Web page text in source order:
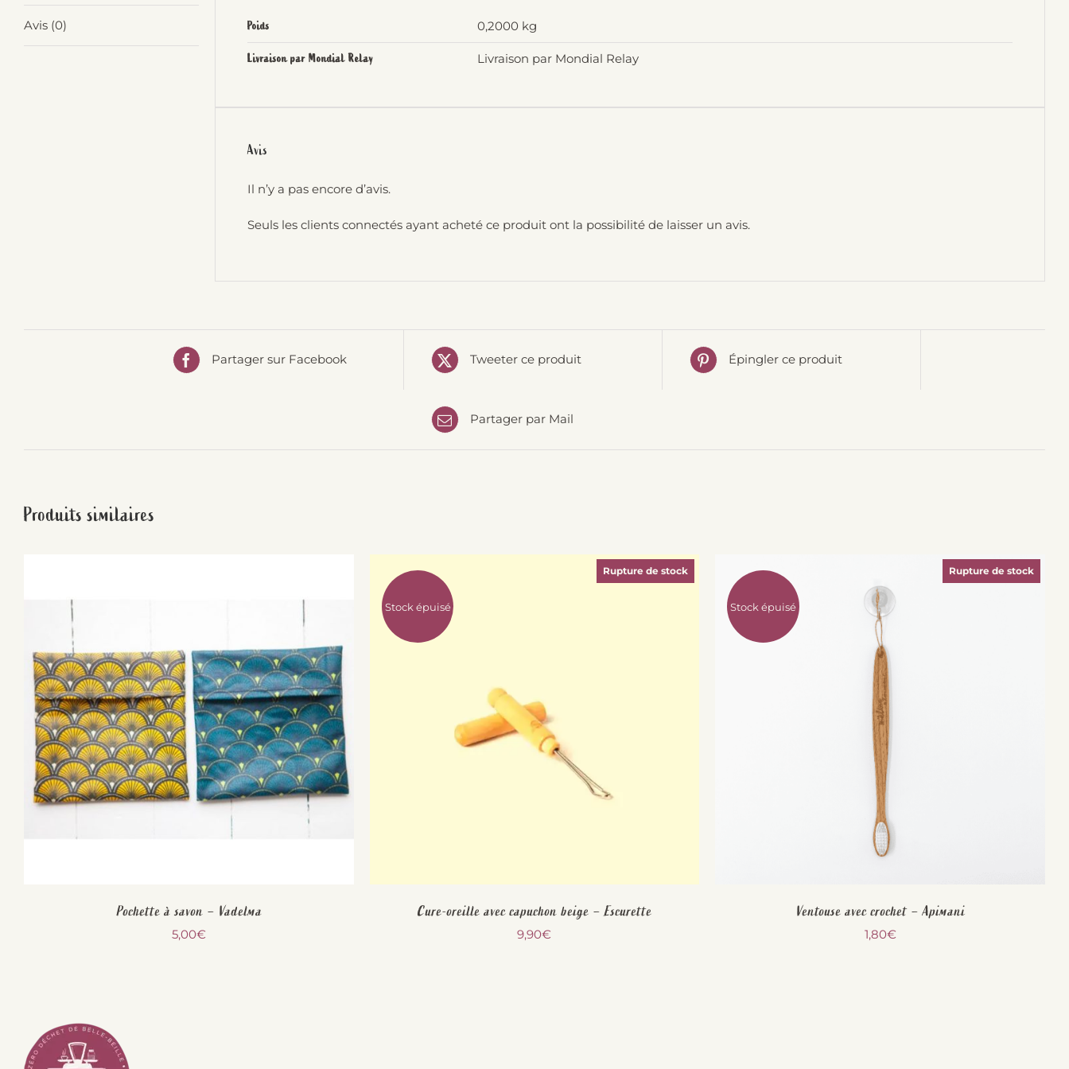
Avis (0) Poids 0,2000 kg
Livraison par Mondial Relay Livraison par Mondial Relay
Avis
Il n’y a pas encore d’avis.
Seuls les clients connectés ayant acheté ce produit ont la possibilité de laisser un avis.
Partager sur Facebook Tweeter ce produit Épingler ce produit
Partager par Mail
Produits similaires
Pochette à savon – Vadelma
5,00€
Stock épuisé
Rupture de stock
Cure-oreille avec capuchon beige – Escurette
9,90€
Stock épuisé
Rupture de stock
Ventouse avec crochet – Apimani
1,80€